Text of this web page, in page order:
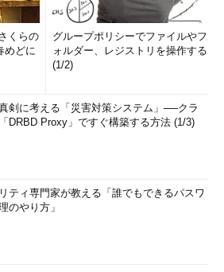
くらの
めどに
グループポリシーでファイルやフ
ォルダー、レジストリを操作する
(1/2)
剣に考える「災害対策システム」──クラ
DRBD Proxy」ですぐ構築する方法 (1/3)
ティ専門家が教える「誰でもできるパスワ
のやり方」